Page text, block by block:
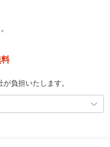
負担いたします。